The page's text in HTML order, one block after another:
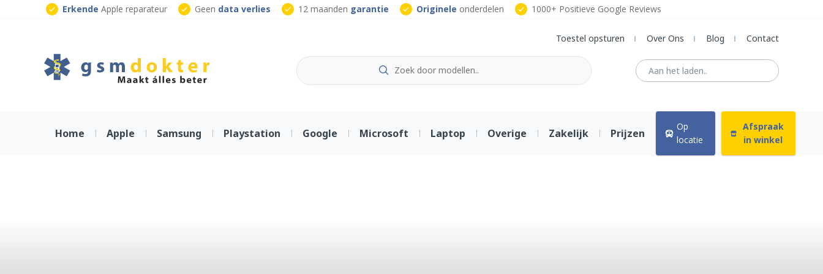
Erkende Apple reparateur Geen data verlies 12 maanden garantie Originele onderdelen
1000+ Positieve Google Reviews
Toestel opsturen
Over Ons Blog Contact
Home Apple Samsung Playstation Google Microsoft Laptop Overige Zakelijk Prijzen
Op
locatie
Afspraak
in winkel